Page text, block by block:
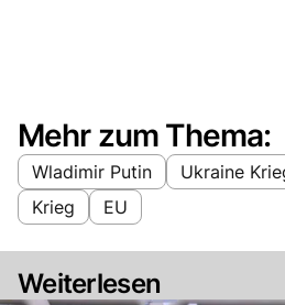
Mehr zum Thema:
Wladimir Putin Ukraine
Krieg
EU
Weiterlesen